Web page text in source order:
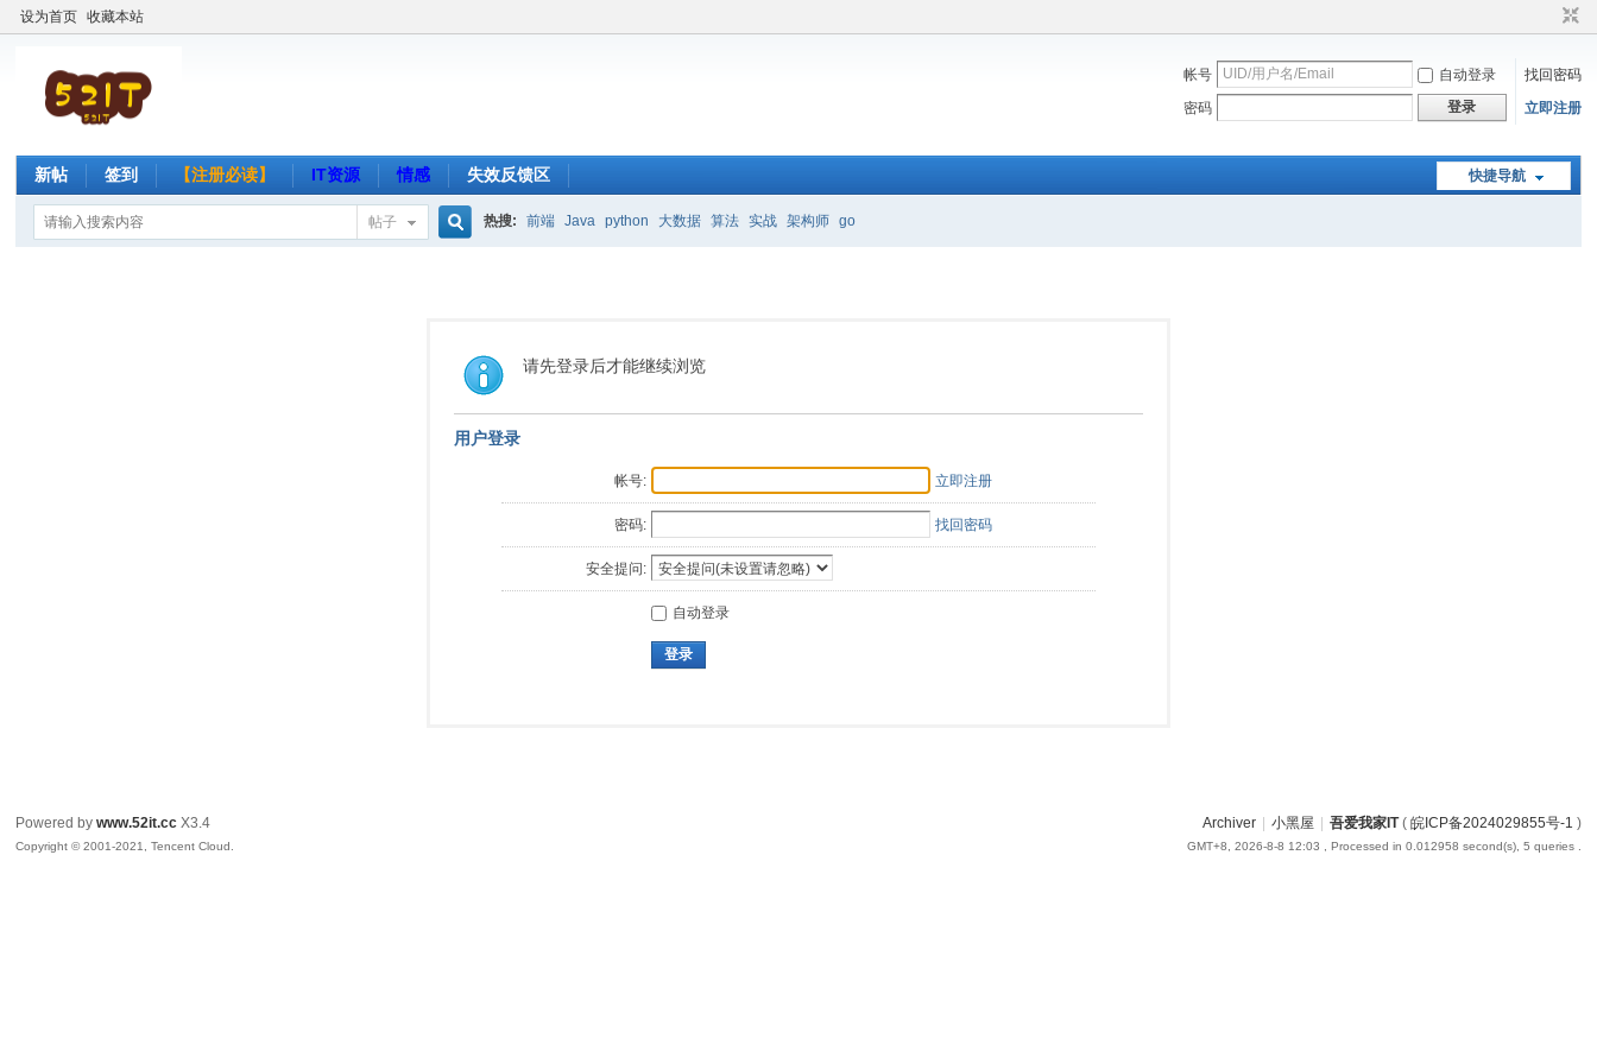
设为首页 收藏本站
帐号 自动登录
找回密码
密码
登录 立即注册
快捷导航
新帖 签到 【注册必读】 IT资源 情感 失效反馈区
帖子 热搜: 前端 Java python 大数据 算法 实战 架构师 go
请先登录后才能继续浏览
用户登录
帐号: 立即注册
密码: 找回密码
安全提问:
自动登录
登录
Archiver 小黑屋 吾爱我家IT( 皖ICP备2024029855号-1 )
GMT+8, 2026-8-8 12:03 , Processed in 0.012958 second(s), 5 queries .
Powered bywww.52it.cc X3.4
Copyright © 2001-2021, Tencent Cloud.